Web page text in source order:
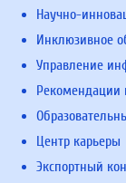
Научно-
Инклюзивное
Управление
Рекомендации
Центр карьеры
Экспортный